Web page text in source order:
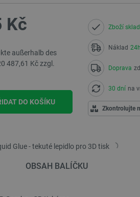
Kč
außerhalb des
487,61 Kč zzgl.
DO KOŠÍKU
Zboží
Náklad 24h
Doprava
30 dní na
Zkontrolujte
Glue - tekuté lepidlo pro 3D tisk
OBSAH BALÍČKU